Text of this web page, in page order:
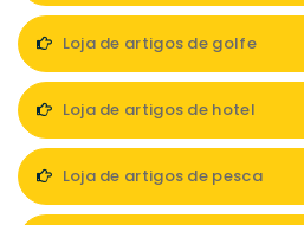
Loja de artigos de golfe
Loja de artigos de hotel
Loja de artigos de pesca